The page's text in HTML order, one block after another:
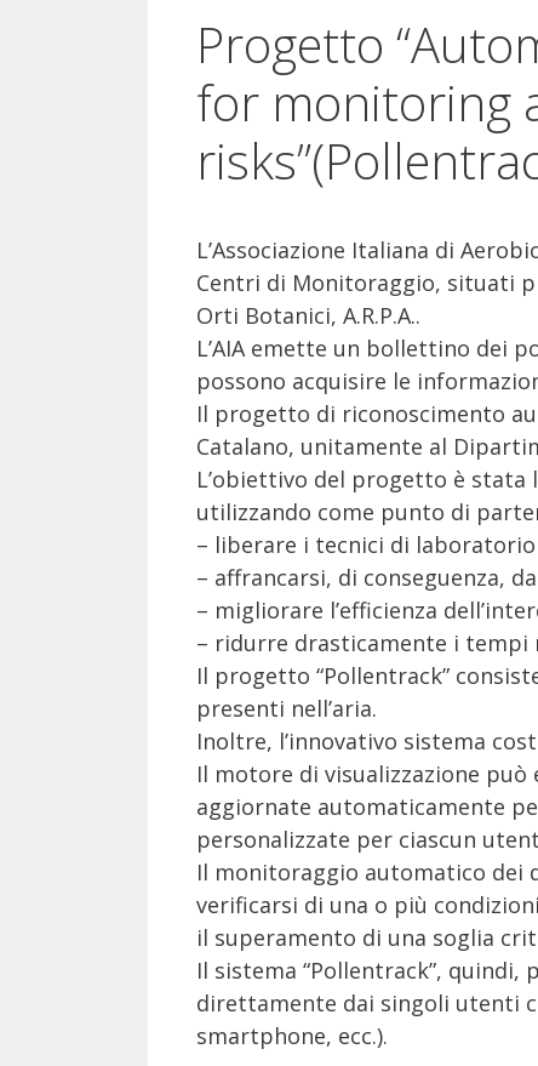
Progetto
for monitoring
L’Associazione Italiana di
Centri di Monitoraggio, situati
Orti Botanici, A.R.P.A..
L’AIA emette un bollettino dei
possono acquisire le
Il progetto di riconoscimento
Catalano, unitamente al
L’obiettivo del progetto è
utilizzando come punto di
– liberare i tecnici di laboratorio
– affrancarsi, di conseguenza,
– migliorare l’efficienza
– ridurre drasticamente i tempi
Il progetto “Pollentrack”
presenti nell’aria.
Inoltre, l’innovativo sistema
Il motore di visualizzazione
aggiornate automaticamente
personalizzate per ciascun
Il monitoraggio automatico dei
verificarsi di una o più
il superamento di una soglia
Il sistema “Pollentrack”,
direttamente dai singoli utenti
smartphone, ecc.).